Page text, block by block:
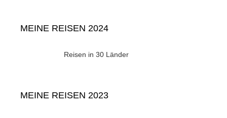
MEINE REISEN 2024
Reisen in 30 Länder
MEINE REISEN 2023